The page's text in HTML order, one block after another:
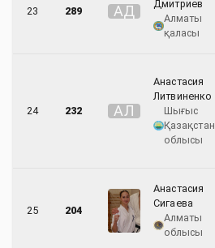
23 289 АД
Дмитриев
Алматы
қаласы
24 232 АЛ
Анастасия
Литвиненко
Шығыс
Қазақстан
облысы
25 204
Анастасия
Сигаева
Алматы
облысы